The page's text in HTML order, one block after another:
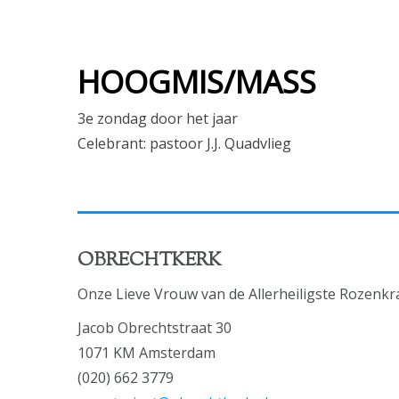
HOOGMIS/MASS
3e zondag door het jaar
Celebrant: pastoor J.J. Quadvlieg
OBRECHTKERK
Onze Lieve Vrouw van de Allerheiligste
Jacob Obrechtstraat 30
1071 KM Amsterdam
(020) 662 3779